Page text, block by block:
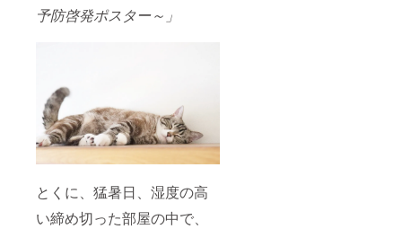
予防啓発ポスター～」
とくに、猛暑日、湿度の高
い締め切った部屋の中で、